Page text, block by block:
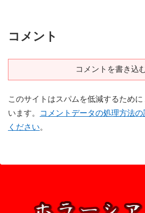
コメント
コメントを書き込
このサイトはスパムを低減するため
います。
コメントデータの処理方法
ください。